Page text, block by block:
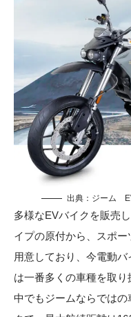
出典： ジーム
多様なEVバイクを販売
イプの原付から、スポ
用意しており、今電動
は一番多くの車種を取り
中でもジームならでは